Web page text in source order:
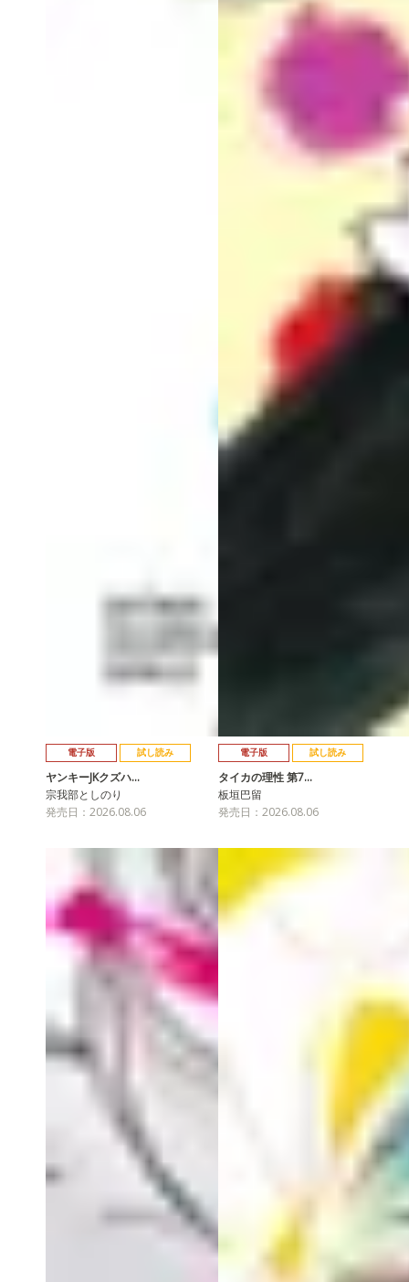
電子版 試し読み
ヤンキーJKクズハ…
宗我部としのり
発売日：2026.08.06
電子版 試し読み
タイカの理性 第7…
板垣巴留
発売日：2026.08.06